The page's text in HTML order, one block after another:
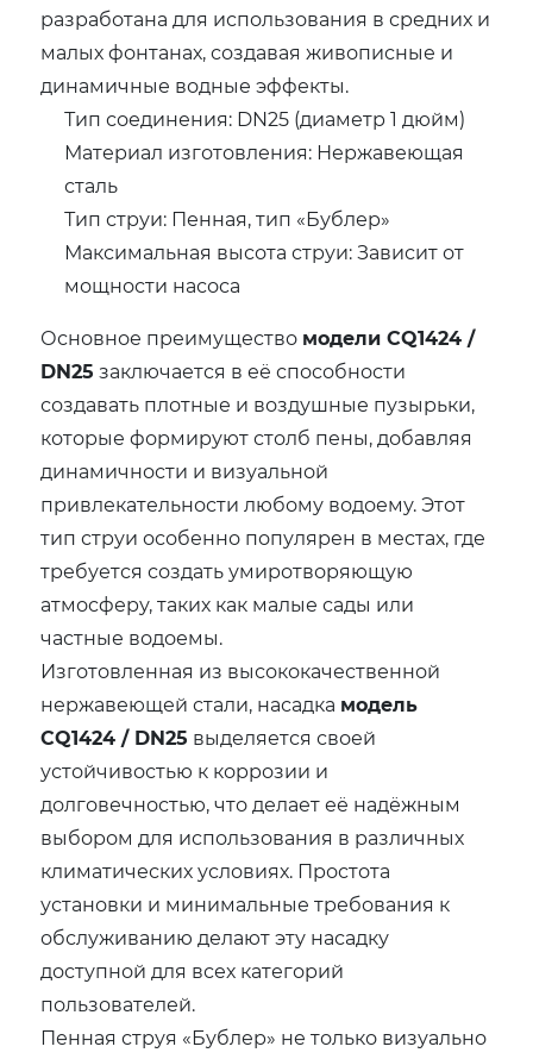
разработана для использования в средних и
малых фонтанах, создавая живописные и
динамичные водные эффекты.
Тип соединения: DN25 (диаметр 1 дюйм)
Материал изготовления: Нержавеющая
сталь
Тип струи: Пенная, тип «Бублер»
Максимальная высота струи: Зависит от
мощности насоса
Основное преимущество модели CQ1424 /
DN25 заключается в её способности
создавать плотные и воздушные пузырьки,
которые формируют столб пены, добавляя
динамичности и визуальной
привлекательности любому водоему. Этот
тип струи особенно популярен в местах, где
требуется создать умиротворяющую
атмосферу, таких как малые сады или
частные водоемы.
Изготовленная из высококачественной
нержавеющей стали, насадка модель
CQ1424 / DN25 выделяется своей
устойчивостью к коррозии и
долговечностью, что делает её надёжным
выбором для использования в различных
климатических условиях. Простота
установки и минимальные требования к
обслуживанию делают эту насадку
доступной для всех категорий
пользователей.
Пенная струя «Бублер» не только визуально